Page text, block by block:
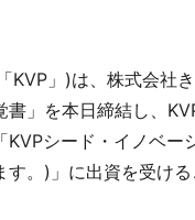
KVP」)は、株式会社
」を本日締結し、
シード・イノベー
。)」に出資を受け